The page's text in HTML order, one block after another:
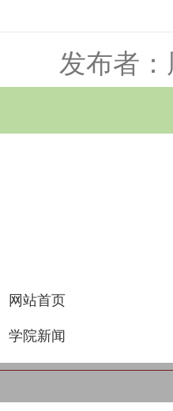
发布者
网站首页
学院新闻